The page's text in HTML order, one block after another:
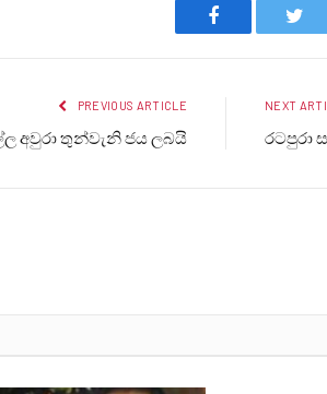
Facebook
PREVIOUS ARTICLE
අවුරා තුන්වැනි ජය ලබයි
NEXT
රටපුරා